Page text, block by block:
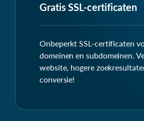
Gratis SSL-certificaten
Onbeperkt SSL-certificaten
domeinen en subdomeinen.
website, hogere
conversie!